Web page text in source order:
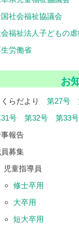
社会福祉協議会
福祉法人子どもの虐
労働省
お
くらだより第27号
号
第32号 第33号
報告
募集
児童指導員
修士卒用
大卒用
短大卒用